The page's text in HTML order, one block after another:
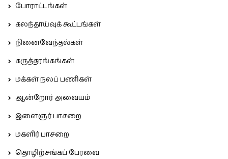
போராட்டங்கள்
கலந்தாய்வுக் கூட்டங்கள்
நினைவேந்தல்கள்
கருத்தரங்கங்கள்
மக்கள் நலப் பணிகள்
ஆன்றோர் அவையம்
இளைஞர் பாசறை
மகளிர் பாசறை
தொழிற்சங்கப் பேரவை